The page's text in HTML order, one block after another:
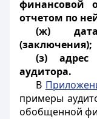
финансовой
отчетом по
(ж) дата
(заключения);
(з)
аудитора.
В
примеры
обобщенной